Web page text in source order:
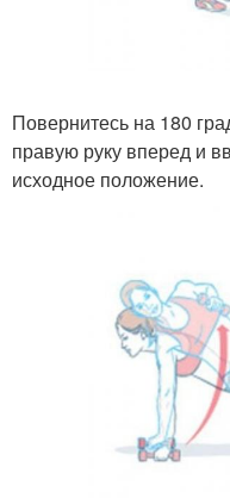
Повернитесь на 180
правую руку вперед и
исходное положение.